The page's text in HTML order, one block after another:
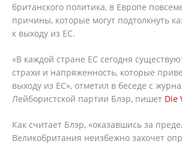
британского политика, в Европе
причины, которые могут подтолкнуть
к выходу из ЕС.
«В каждой стране ЕС сегодня
страхи и напряженность, которые
выходу из ЕС», отметил в беседе с
Лейбористской партии Блэр, пишет Die
Как считает Блэр, «оказавшись за
Великобритания неизбежно захочет